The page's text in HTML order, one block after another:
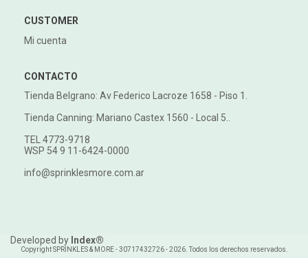
CUSTOMER
Mi cuenta
CONTACTO
Tienda Belgrano: Av Federico Lacroze 1658 - Piso 1.
Tienda Canning: Mariano Castex 1560 - Local 5..
TEL 4773-9718
WSP 54 9 11-6424-0000
info@sprinklesmore.com.ar
Developed by Index®
Copyright SPRINKLES & MORE - 30717432726 - 2026. Todos los derechos reservados.